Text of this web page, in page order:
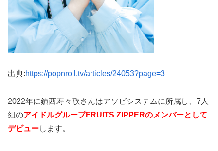
出典:https://popnroll.tv/articles/24053?page=3
2022年に鎮西寿々歌さんはアソビシステムに所属し、7人
組のアイドルグループFRUITS ZIPPERのメンバーとして
デビューします。